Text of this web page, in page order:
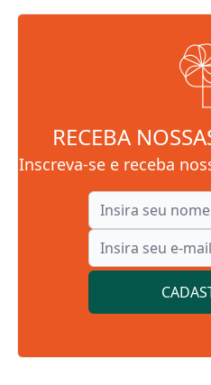
RECEBA
Inscreva-se e receba